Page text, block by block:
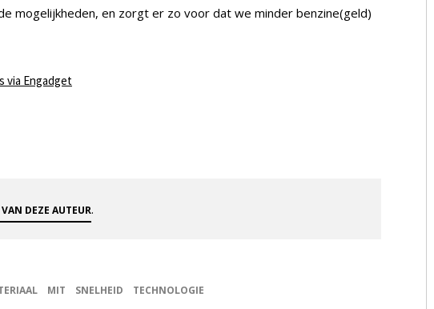
mogelijkheden, en zorgt er zo voor dat we minder benzine(geld)
via Engadget
DEZE AUTEUR.
MIT SNELHEID TECHNOLOGIE